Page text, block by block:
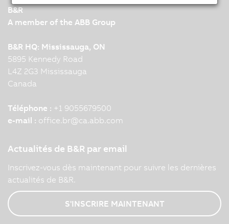
B&R
A member of the ABB Group
B&R HQ: Mississauga, ON
5895 Kennedy Road
L4Z 2G3 Mississauga
Canada
Téléphone : +1 9055679500
e-mail : office.br@ca.abb.com
Actualités de B&R par email
Inscrivez-vous dès maintenant pour suivre les dernières
actualités de B&R.
S'INSCRIRE MAINTENANT